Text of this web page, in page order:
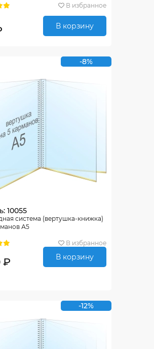
В избранное
В корзину
-8%
10055
система (вертушка-книжка)
А5
В избранное
₽ В корзину
-12%